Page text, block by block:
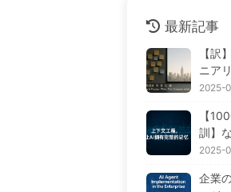
最新記事
【訳
ニア
ると
の4
し、
イズ
——ゆ
2025-
【
訓】
をし
に陥
2025-
企業